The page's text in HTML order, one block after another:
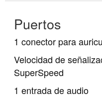
Puertos
1 conector para
Velocidad de
SuperSpeed
1 entrada de audio